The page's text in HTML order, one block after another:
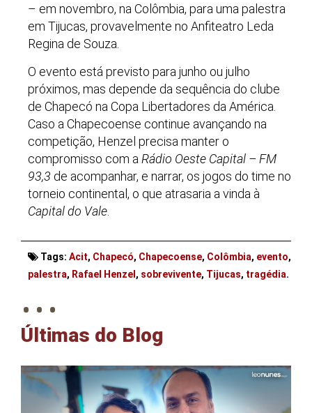
– em novembro, na Colômbia, para uma palestra
em Tijucas, provavelmente no Anfiteatro Leda
Regina de Souza.
O evento está previsto para junho ou julho
próximos, mas depende da sequência do clube
de Chapecó na Copa Libertadores da América.
Caso a Chapecoense continue avançando na
competição, Henzel precisa manter o
compromisso com a Rádio Oeste Capital –FM
93,3 de acompanhar, e narrar, os jogos do time no
torneio continental, o que atrasaria a vinda à
Capital do Vale
Tags: Acit, Chapecó, Chapecoense, Colômbia, evento,
palestra, Rafael Henzel , sobrevivente, Tijucas, tragédia.
. . .
Últimas do Blog